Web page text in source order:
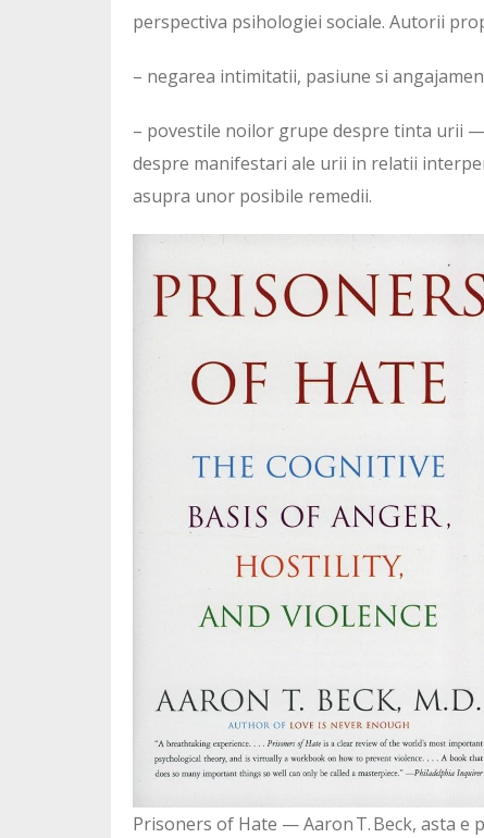
perspectiva psihologiei sociale. Autorii
– negarea intimitatii, pasiune si
– povestile noilor grupe despre tinta urii —
despre manifestari ale urii in relatii
asupra unor posibile remedii.
Prisoners of Hate — Aaron T. Beck, asta e